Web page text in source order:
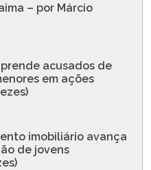
– por Márcio
prende acusados de
em ações
imobiliário avança
de jovens